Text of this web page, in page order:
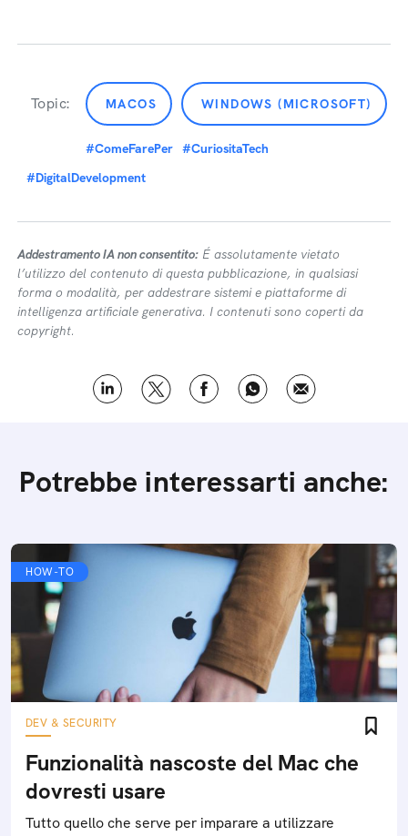
Topic: MACOS WINDOWS (MICROSOFT)
#ComeFarePer #CuriositaTech
#DigitalDevelopment
Addestramento IA non consentito: É assolutamente vietato
l’utilizzo del contenuto di questa pubblicazione, in qualsiasi
forma o modalità, per addestrare sistemi e piattaforme di
intelligenza artificiale generativa. I contenuti sono coperti da
copyright.
Potrebbe interessarti anche:
HOW-TO
DEV & SECURITY
Funzionalità nascoste del Mac che
dovresti usare
Tutto quello che serve per imparare a utilizzare